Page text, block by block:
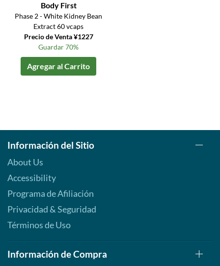
Body First
Phase 2 - White Kidney Bean
Extract 60 vcaps
Precio de Venta ¥1227
Guardar 70%
Agregar al Carrito
Información del Sitio
About Us
Accessibility
Programa de Afiliación
Privacidad & Seguridad
Términos de Uso
Información de Compra